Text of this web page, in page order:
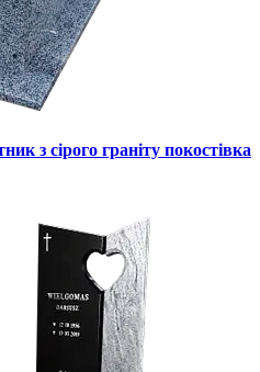
з сірого граніту покостівка